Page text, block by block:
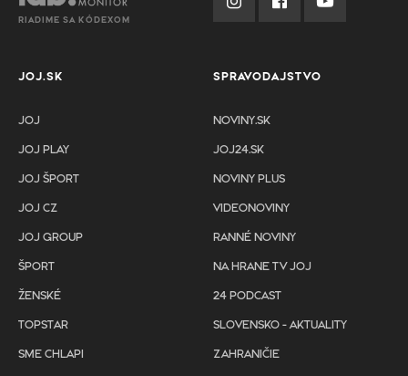
RIADIME SA KÓDEXOM
JOJ.SK
JOJ
JOJ PLAY
JOJ ŠPORT
JOJ CZ
JOJ GROUP
ŠPORT
ŽENSKÉ
TOPSTAR
SME CHLAPI
SPRAVODAJSTVO
NOVINY.SK
JOJ24.SK
NOVINY PLUS
VIDEONOVINY
RANNÉ NOVINY
NA HRANE TV JOJ
24 PODCAST
SLOVENSKO - AKTUALITY
ZAHRANIČIE